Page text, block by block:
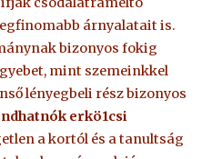
árnyalatait is.
bizonyos fokig
mint szemeinkkel
lényegbeli rész bizonyos
erkö1csi
a kortól és a tanultság